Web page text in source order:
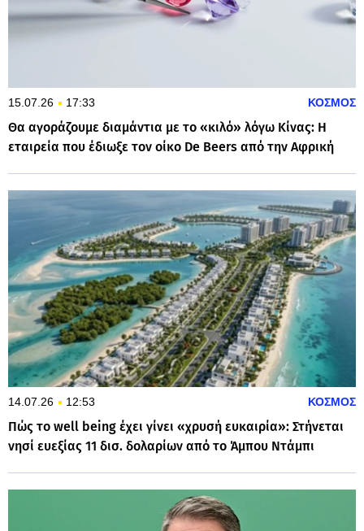
15.07.26 17:33 ΚΟΣΜΟΣ
Θα αγοράζουμε διαμάντια με το «κιλό» λόγω Κίνας: Η
εταιρεία που έδιωξε τον οίκο De Beers από την Αφρική
14.07.26 12:53 ΚΟΣΜΟΣ
Πώς το well being έχει γίνει «χρυσή ευκαιρία»: Στήνεται
νησί ευεξίας 11 δισ. δολαρίων από το Άμπου Ντάμπι